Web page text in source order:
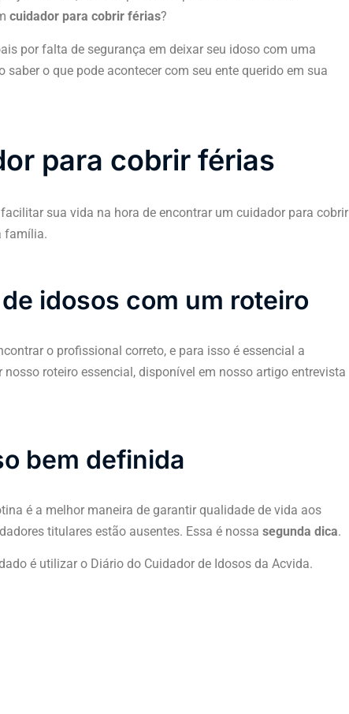
cuidador para cobrir férias?
por falta de segurança em deixar seu idoso com uma
o que pode acontecer com seu ente querido em sua
para cobrir férias
sua vida na hora de encontrar um cuidador para cobrir
família.
idosos com um roteiro
o profissional correto, e para isso é essencial a
nosso roteiro essencial, disponível em nosso artigo entrevista
bem definida
é a melhor maneira de garantir qualidade de vida aos
titulares estão ausentes. Essa é nossa segunda dica.
é utilizar o Diário do Cuidador de Idosos da Acvida.